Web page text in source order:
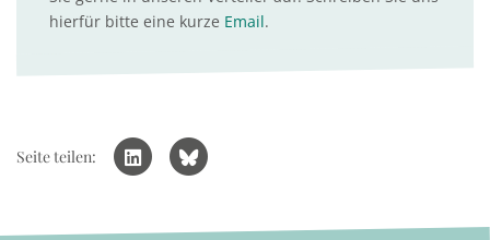
hierfür bitte eine kurze Email.
Seite teilen: